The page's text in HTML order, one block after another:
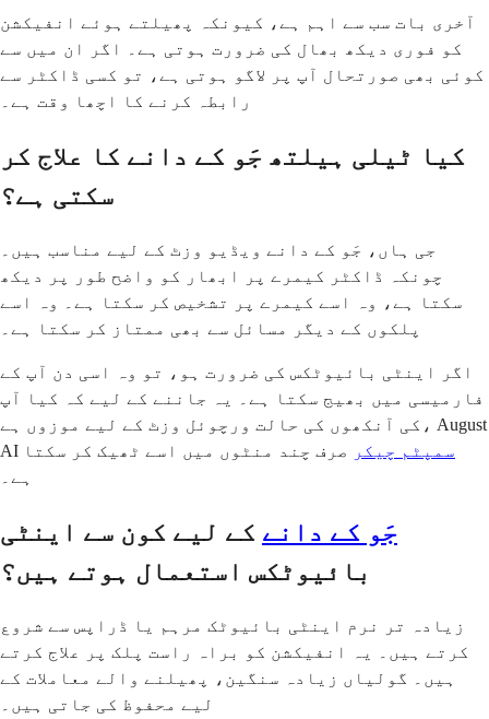
آخری بات سب سے اہم ہے، کیونکہ پھیلتے ہوئے انفیکشن
کو فوری دیکھ بھال کی ضرورت ہوتی ہے۔ اگر ان میں سے
کوئی بھی صورتحال آپ پر لاگو ہوتی ہے، تو کسی ڈاکٹر سے
رابطہ کرنے کا اچھا وقت ہے۔
کیا ٹیلی ہیلتھ جَو کے دانے کا علاج کر
سکتی ہے؟
جی ہاں، جَو کے دانے ویڈیو وزٹ کے لیے مناسب ہیں۔
چونکہ ڈاکٹر کیمرے پر ابھار کو واضح طور پر دیکھ
سکتا ہے، وہ اسے کیمرے پر تشخیص کر سکتا ہے۔ وہ اسے
پلکوں کے دیگر مسائل سے بھی ممتاز کر سکتا ہے۔
اگر اینٹی بائیوٹکس کی ضرورت ہو، تو وہ اسی دن آپ کے
فارمیسی میں بھیج سکتا ہے۔ یہ جاننے کے لیے کہ کیا آپ
کی آنکھوں کی حالت ورچوئل وزٹ کے لیے موزوں ہے، August
AI
سمپٹم چیکر
صرف چند منٹوں میں اسے ٹھیک کر سکتا
ہے۔
جَو کے دانے کے لیے کون سے اینٹی
بائیوٹکس استعمال ہوتے ہیں؟
زیادہ تر نرم اینٹی بائیوٹک مرہم یا ڈراپس سے شروع
کرتے ہیں۔ یہ انفیکشن کو براہ راست پلک پر علاج کرتے
ہیں۔ گولیاں زیادہ سنگین، پھیلنے والے معاملات کے
لیے محفوظ کی جاتی ہیں۔